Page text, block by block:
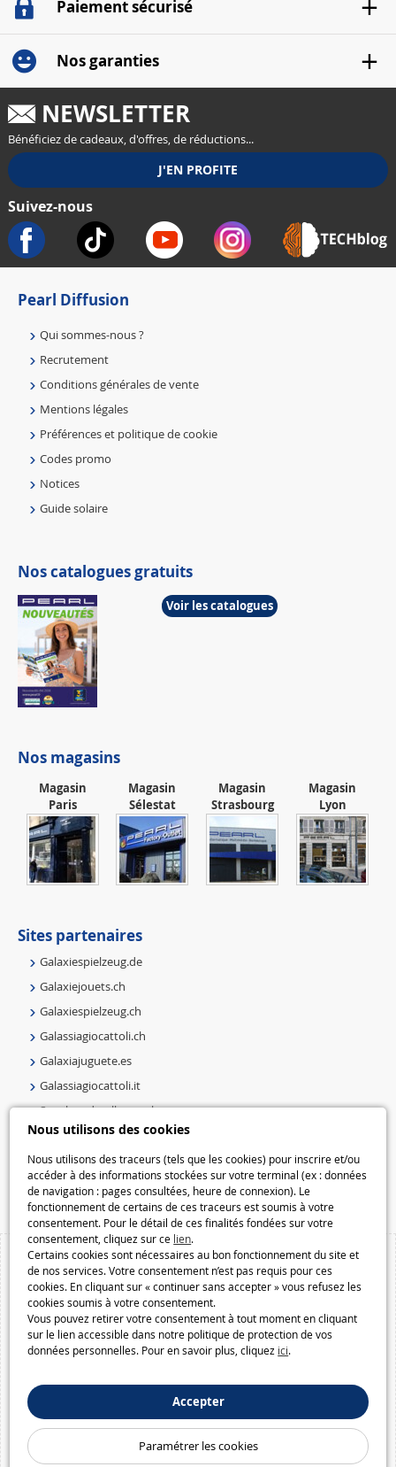
Nous utilisons des cookies
Nous utilisons des traceurs (tels que les cookies) pour inscrire et/ou
accéder à des informations stockées sur votre terminal (ex : données
de navigation : pages consultées, heure de connexion). Le
fonctionnement de certains de ces traceurs est soumis à votre
consentement. Pour le détail de ces finalités fondées sur votre
consentement, cliquez sur ce lien.
Certains cookies sont nécessaires au bon fonctionnement du site et
de nos services. Votre consentement n’est pas requis pour ces
cookies. En cliquant sur « continuer sans accepter » vous refusez les
cookies soumis à votre consentement.
Vous pouvez retirer votre consentement à tout moment en cliquant
sur le lien accessible dans notre politique de protection de vos
données personnelles. Pour en savoir plus, cliquez ici.
Accepter
Paramétrer les cookies
Paiement sécurisé
Nos garanties
NEWSLETTER
Bénéficiez de cadeaux, d'offres, de réductions...
Suivez-nous
Pearl Diffusion
Qui sommes-nous ?
Recrutement
Conditions générales de vente
Mentions légales
Préférences et politique de cookie
Codes promo
Notices
Guide solaire
Nos catalogues gratuits
Voir les catalogues
Nos magasins
Magasin
Paris
Magasin
Sélestat
Magasin
Strasbourg
Magasin
Lyon
Sites partenaires
Galaxiespielzeug.de
Galaxiejouets.ch
Galaxiespielzeug.ch
Galassiagiocattoli.ch
Galaxiajuguete.es
Galassiagiocattoli.it
Speelgoedmelkweg.nl
Galaxiespielzeug.be
Speelgoedmelkweg.be
Macway.com